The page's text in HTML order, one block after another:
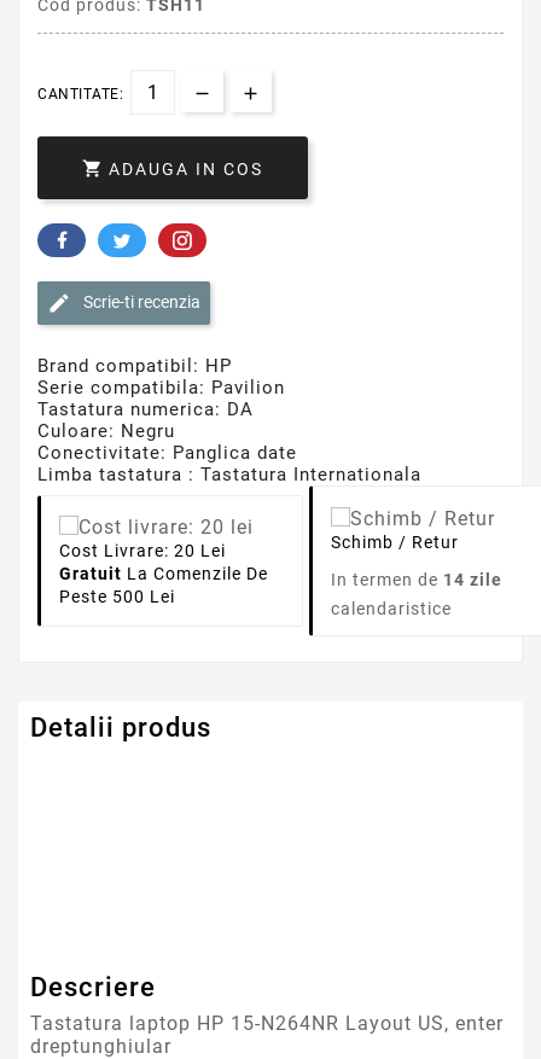
Cod produs: TSH11
CANTITATE:
 ADAUGA IN COS
Scrie-ti recenzia
Brand compatibil: HP
Serie compatibila: Pavilion
Tastatura numerica: DA
Culoare: Negru
Conectivitate: Panglica date
Limba tastatura : Tastatura Internationala
Cost Livrare: 20 Lei
Gratuit La Comenzile De
Peste 500 Lei
Schimb / Retur
In termen de 14 zile
calendaristice
Detalii produs
Descriere
Tastatura laptop HP 15-N264NR Layout US, enter
dreptunghiular